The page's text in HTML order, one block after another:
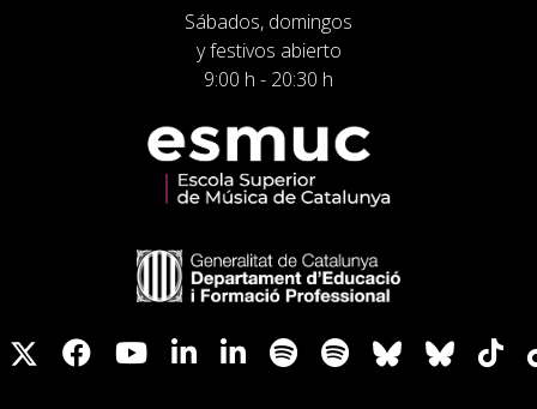
Sábados, domingos
y festivos abierto
9:00 h - 20:30 h